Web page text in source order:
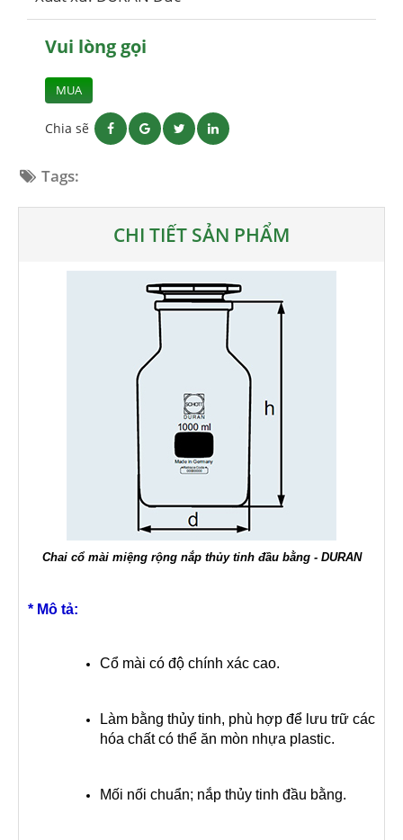
Vui lòng gọi
MUA
Chia sẽ
Tags:
CHI TIẾT SẢN PHẨM
Chai cổ mài miệng rộng nắp thủy tinh đầu bằng - DURAN
* Mô tả:
Cổ mài có độ chính xác cao.
Làm bằng thủy tinh, phù hợp để lưu trữ các
hóa chất có thể ăn mòn nhựa plastic.
Mối nối chuẩn; nắp thủy tinh đầu bằng.